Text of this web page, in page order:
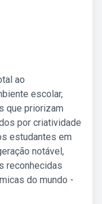
ao
escolar,
que priorizam
por criatividade
estudantes em
notável,
reconhecidas
do mundo -